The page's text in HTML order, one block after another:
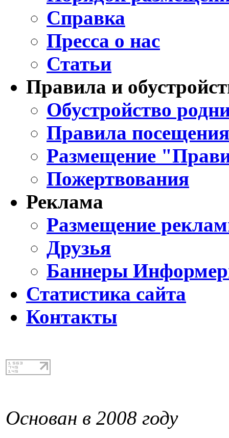
Справка
Пресса о нас
Статьи
Правила и
Обустройство
Правила
Размещение
Пожертвования
Реклама
Размещение
Друзья
Баннеры
Статистика сайта
Контакты
Основан в 2008 году